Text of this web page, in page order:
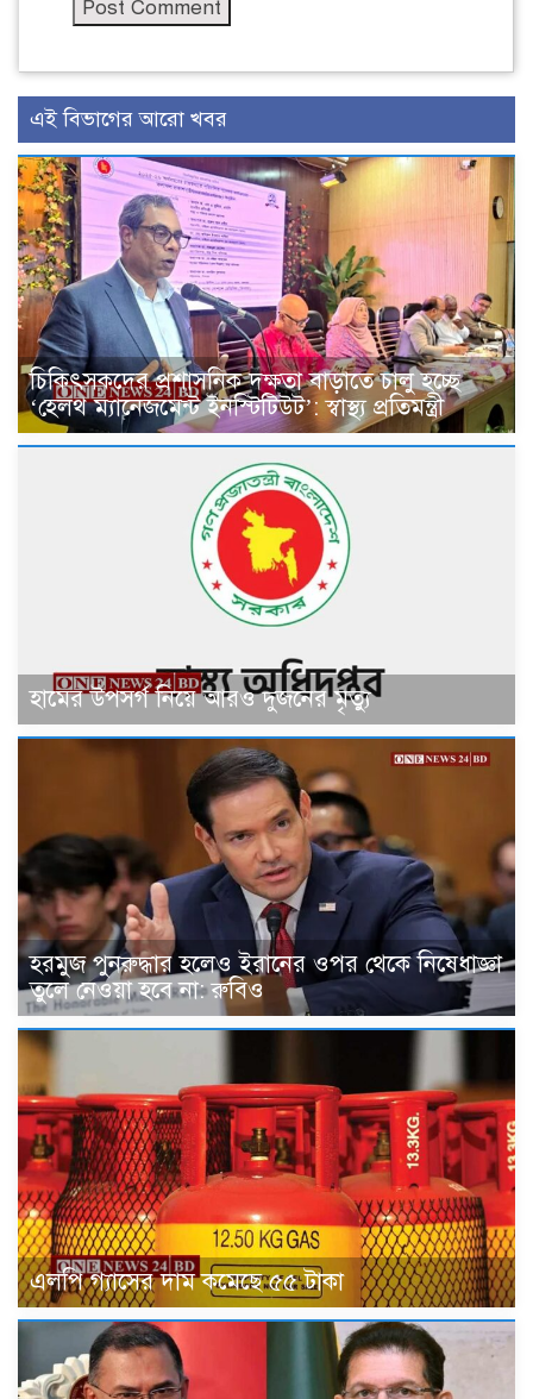
এই বিভাগের আরো খবর
চিকিৎসকদের প্রশাসনিক দক্ষতা বাড়াতে চালু হচ্ছে
‘হেলথ ম্যানেজমেন্ট ইনস্টিটিউট’: স্বাস্থ্য প্রতিমন্ত্রী
হামের উপসর্গ নিয়ে আরও দুজনের মৃত্যু
হরমুজ পুনরুদ্ধার হলেও ইরানের ওপর থেকে নিষেধাজ্ঞা
তুলে নেওয়া হবে না: রুবিও
এলপি গ্যাসের দাম কমেছে ৫৫ টাকা